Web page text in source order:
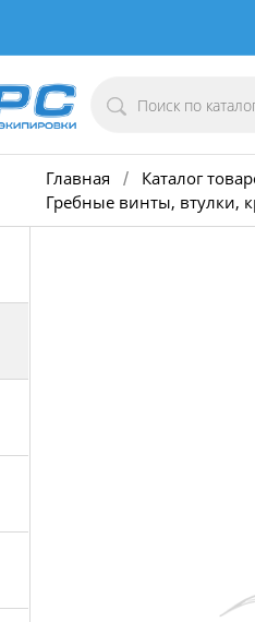
Главная / Каталог
Гребные винты, втулки,